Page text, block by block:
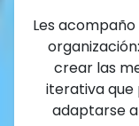
Les
crear las
iterativa que
adaptarse